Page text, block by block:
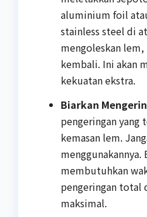
aluminium foil
stainless steel di
mengoleskan
kembali. Ini akan
kekuatan ekstra.
Biarkan
pengeringan yang
kemasan lem.
menggunakannya.
membutuhkan
pengeringan total
maksimal.